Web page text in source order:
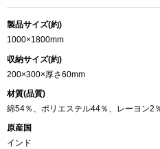
製品サイズ(約)
1000×1800mm
収納サイズ(約)
200×300×厚さ60mm
材質(品質)
綿54％、ポリエステル44％、レーヨン2
原産国
インド